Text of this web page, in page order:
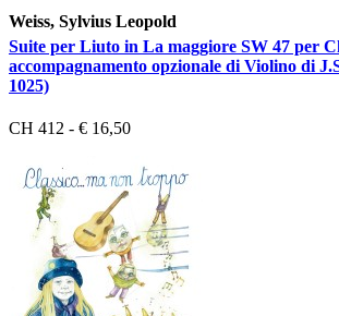
Weiss, Sylvius Leopold
Suite per Liuto in La maggiore SW 47 per
accompagnamento opzionale di Violino di
1025)
CH 412 - € 16,50